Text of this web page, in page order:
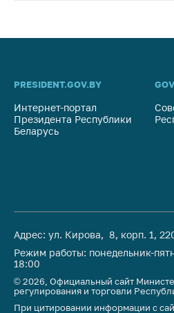
PRESIDENT.GOV.BY
Интернет-портал
Президента Республики
Беларусь
Адрес: ул. Кирова, 8, корп. 1,
Режим работы: понедельник-
18:00
© 2026, Официальный сайт
регулирования и торговли
При цитировании информации с